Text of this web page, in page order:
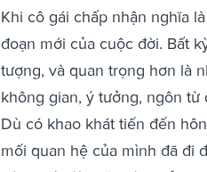
Khi cô gái chấp nhận nghĩa
đoạn mới của cuộc đời. Bất
tượng, và quan trọng hơn là
không gian, ý tưởng, ngôn
Dù có khao khát tiến đến
mối quan hệ của mình đã đi